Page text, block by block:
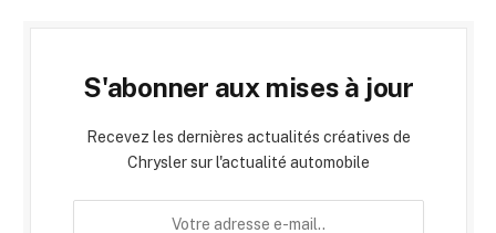
S'abonner aux mises à jour
Recevez les dernières actualités créatives de
Chrysler sur l'actualité automobile